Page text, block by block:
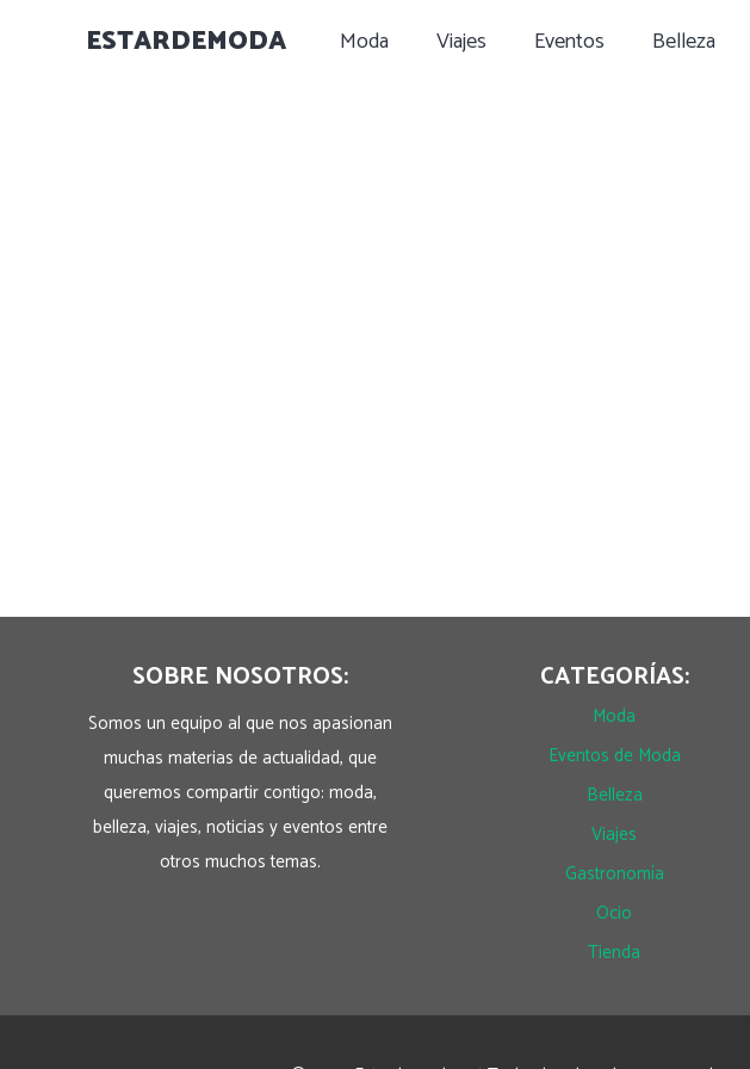
ESTARDEMODA Moda Viajes Eventos Belleza
SOBRE NOSOTROS:
Somos un equipo al que nos apasionan
muchas materias de actualidad, que
queremos compartir contigo: moda,
belleza, viajes, noticias y eventos entre
otros muchos temas.
CATEGORÍAS:
Moda
Eventos de Moda
Belleza
Viajes
Gastronomía
Ocio
Tienda